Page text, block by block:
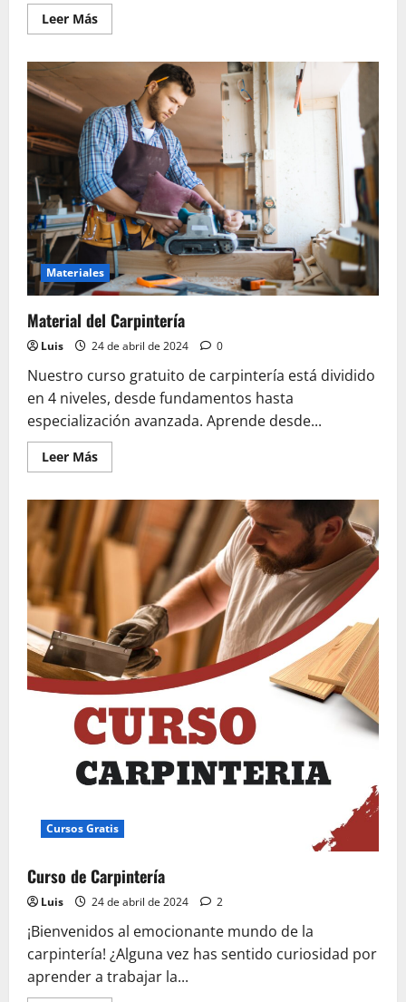
Leer MásLeer
más
y
Confección
Materiales
Material del Carpintería
Luis 24 de abril de 2024 0
Nuestro curso gratuito de carpintería está dividido
en 4 niveles, desde fundamentos hasta
especialización avanzada. Aprende desde...
Leer MásLeer
más
Material
del
Carpintería
Cursos Gratis
Curso de Carpintería
Luis 24 de abril de 2024 2
¡Bienvenidos al emocionante mundo de la
carpintería! ¿Alguna vez has sentido curiosidad por
aprender a trabajar la...